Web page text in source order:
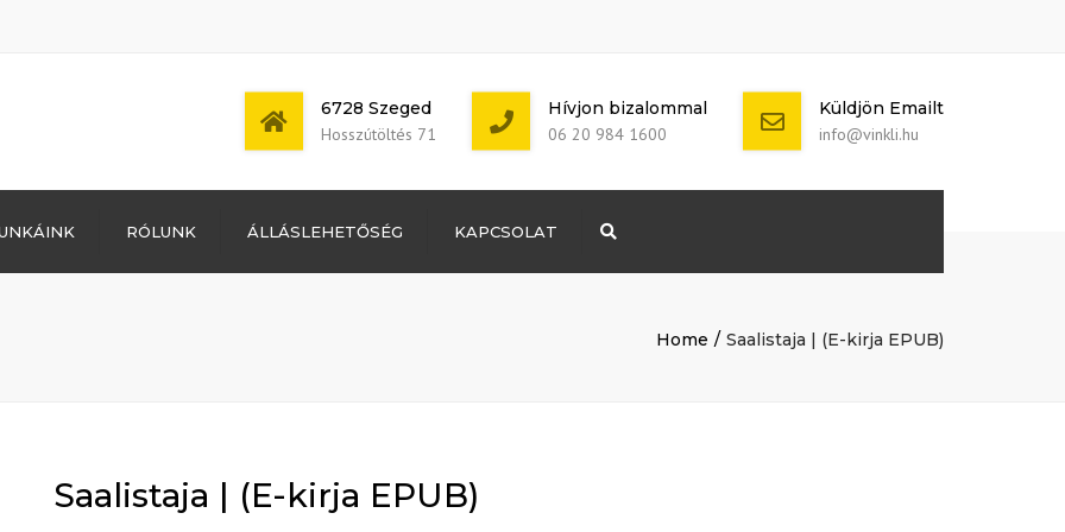
Bejegyzések
Mon - Sat: 7:00 -
+ 386 40 111
6728 Szeged
Hosszútöltés 71
Hívjon bizalommal
06 20 984 1600
Küldjön Emailt
info@vinkli.hu
RÓLUNK ÁLLÁSLEHETŐSÉG KAPCSOLAT
Home Saalistaja | (E-kirja EPUB)
Saalistaja | (E-kirja EPUB)